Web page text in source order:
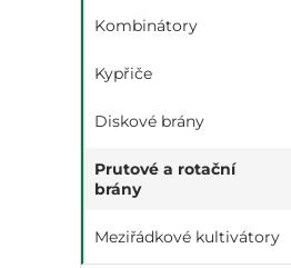
Kombinátory
Kypřiče
Diskové brány
Prutové a rotační
brány
Meziřádkové kultivátory